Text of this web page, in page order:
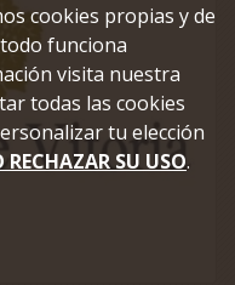
cookies propias y de
funciona
visita nuestra
todas las cookies
tu elección
SU USO.